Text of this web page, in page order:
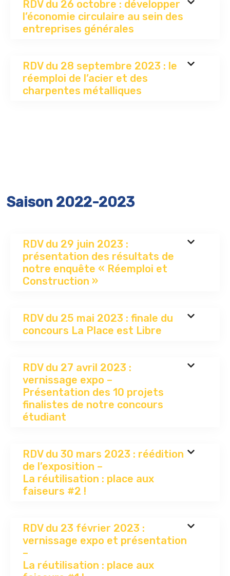
RDV du 26 octobre : développer
l’économie circulaire au sein des
entreprises générales
RDV du 28 septembre 2023 : le
réemploi de l’acier et des
charpentes métalliques
Saison 2022-2023
RDV du 29 juin 2023 :
présentation des résultats de
notre enquête « Réemploi et
Construction »
RDV du 25 mai 2023 : finale du
concours La Place est Libre
RDV du 27 avril 2023 :
vernissage expo –
Présentation des 10 projets
finalistes de notre concours
étudiant
RDV du 30 mars 2023 : réédition
de l’exposition –
La réutilisation : place aux
faiseurs #2 !
RDV du 23 février 2023 :
vernissage expo et présentation
–
La réutilisation : place aux